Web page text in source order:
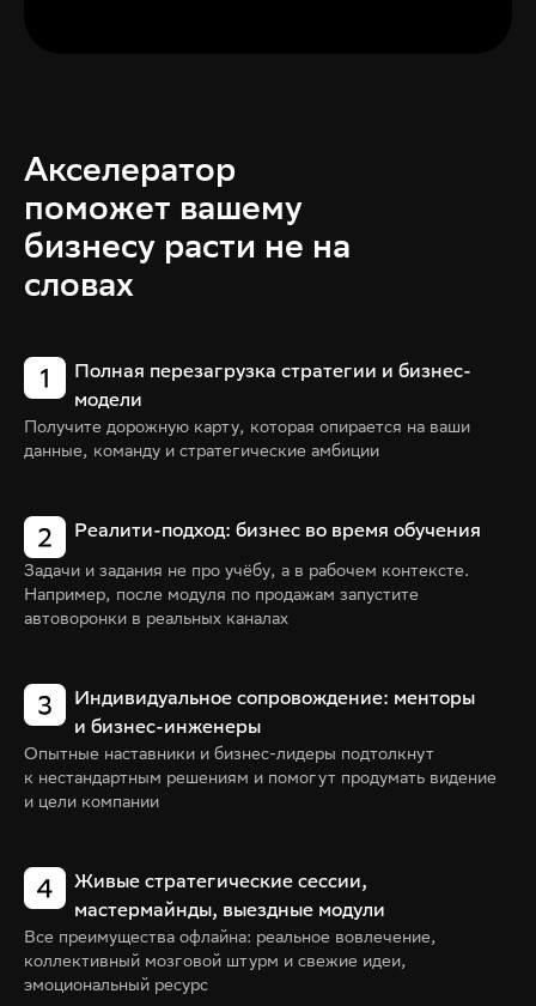
Акселератор
поможет вашему
бизнесу расти не на
словах
Полная перезагрузка стратегии и бизнес-
модели
Получите дорожную карту, которая опирается на ваши
данные, команду и стратегические амбиции
Реалити-подход: бизнес во время обучения
Задачи и задания не про учёбу, а в рабочем контексте.
Например, после модуля по продажам запустите
автоворонки в реальных каналах
Индивидуальное сопровождение: менторы
и бизнес-инженеры
Опытные наставники и бизнес-лидеры подтолкнут
к нестандартным решениям и помогут продумать видение
и цели компании
Живые стратегические сессии,
мастермайнды, выездные модули
Все преимущества офлайна: реальное вовлечение,
коллективный мозговой штурм и свежие идеи,
эмоциональный ресурс